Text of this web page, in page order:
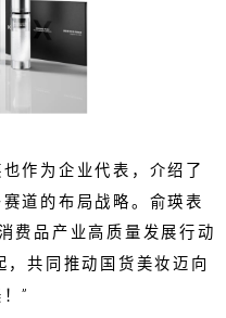
作为企业代表，介绍了
道的布局战略。俞瑛表
费品产业高质量发展行动
，共同推动国货美妆迈向
”